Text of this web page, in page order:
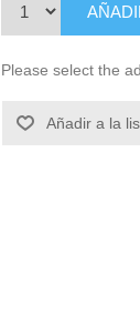
Please select the
Añadir a la